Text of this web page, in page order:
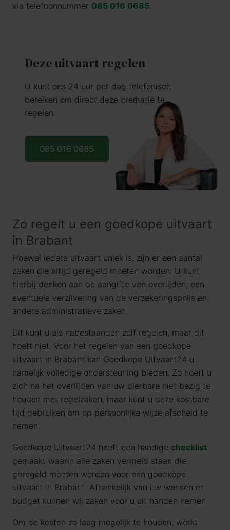
via telefoonnummer 085 016 0685.
Deze uitvaart regelen
U kunt ons 24 uur per dag telefonisch
bereiken om direct deze crematie te
regelen.
085 016 0685
Zo regelt u een goedkope uitvaart
in Brabant
Hoewel iedere uitvaart uniek is, zijn er een aantal
zaken die altijd geregeld moeten worden. U kunt
hierbij denken aan de aangifte van overlijden, een
eventuele verzilvering van de verzekeringspolis en
andere administratieve zaken.
Dit kunt u als nabestaanden zelf regelen, maar dit
hoeft niet. Voor het regelen van een goedkope
uitvaart in Brabant kan Goedkope Uitvaart24 u
namelijk volledige ondersteuning bieden. Zo hoeft u
zich na het overlijden van uw dierbare niet bezig te
houden met regelzaken, maar kunt u deze kostbare
tijd gebruiken om op persoonlijke wijze afscheid te
nemen.
Goedkope Uitvaart24 heeft een handige checklist
gemaakt waarin alle zaken vermeld staan die
geregeld moeten worden voor een goedkope
uitvaart in Brabant. Afhankelijk van uw wensen en
budget kunnen wij zaken voor u uit handen nemen.
Om de kosten zo laag mogelijk te houden, werkt